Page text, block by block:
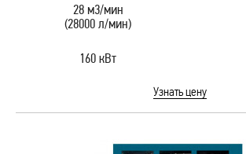
28 м3/мин
(28000 л/мин)
160 кВт
Узнать цену